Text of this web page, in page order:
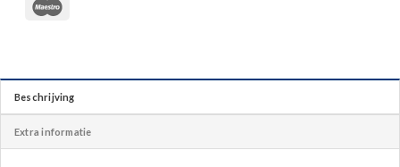
Beschrijving
Extra informatie